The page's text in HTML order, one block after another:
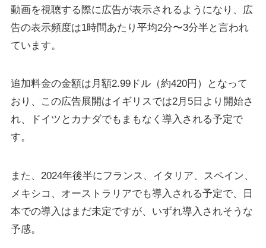
動画を視聴する際に広告が表示されるようになり、広
告の表示頻度は1時間あたり平均2分〜3分半と言われ
ています。
追加料金の金額は月額2.99ドル（約420円）となって
おり、この広告展開はイギリスでは2月5日より開始さ
れ、ドイツとカナダでもまもなく導入される予定で
す。
また、2024年後半にフランス、イタリア、スペイン、
メキシコ、オーストラリアでも導入される予定で、日
本での導入はまだ未定ですが、いずれ導入されそうな
予感。